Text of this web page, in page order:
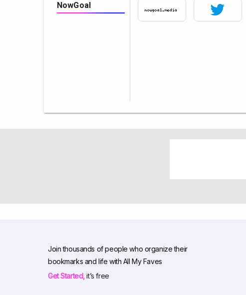
NowGoal
Join thousands of people who organize their
bookmarks and life with All My Faves
Get Started,it’s free